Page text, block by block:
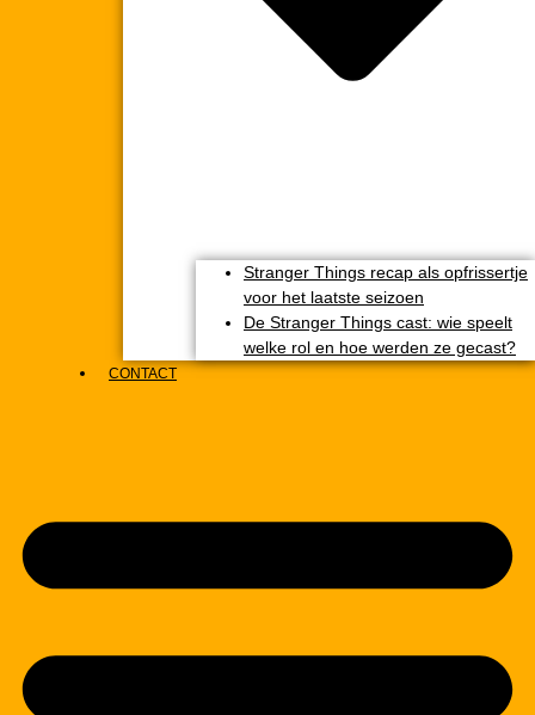
Stranger Things recap als opfrissertje
voor het laatste seizoen
De Stranger Things cast: wie speelt
welke rol en hoe werden ze gecast?
CONTACT